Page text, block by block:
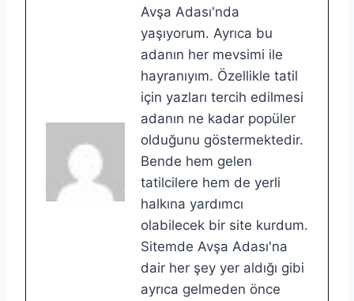
Avşa Adası'nda
yaşıyorum. Ayrıca bu
adanın her mevsimi ile
hayranıyım. Özellikle tatil
için yazları tercih edilmesi
adanın ne kadar popüler
olduğunu göstermektedir.
Bende hem gelen
tatilcilere hem de yerli
halkına yardımcı
olabilecek bir site kurdum.
Sitemde Avşa Adası'na
dair her şey yer aldığı gibi
ayrıca gelmeden önce